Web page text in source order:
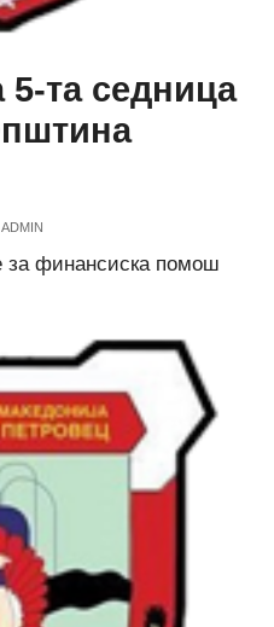
та седница
ADMIN
за финансиска помош